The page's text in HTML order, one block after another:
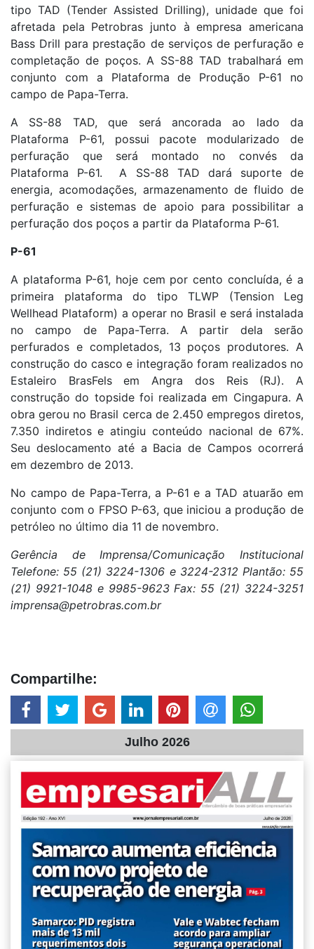
tipo TAD (Tender Assisted Drilling), unidade que foi
afretada pela Petrobras junto à empresa americana
Bass Drill para prestação de serviços de perfuração e
completação de poços. A SS-88 TAD trabalhará em
conjunto com a Plataforma de Produção P-61 no
campo de Papa-Terra.
A SS-88 TAD, que será ancorada ao lado da
Plataforma P-61, possui pacote modularizado de
perfuração que será montado no convés da
Plataforma P-61. A SS-88 TAD dará suporte de
energia, acomodações, armazenamento de fluido de
perfuração e sistemas de apoio para possibilitar a
perfuração dos poços a partir da Plataforma P-61.
P-61
A plataforma P-61, hoje cem por cento concluída, é a
primeira plataforma do tipo TLWP (Tension Leg
Wellhead Plataform) a operar no Brasil e será instalada
no campo de Papa-Terra. A partir dela serão
perfurados e completados, 13 poços produtores. A
construção do casco e integração foram realizados no
Estaleiro BrasFels em Angra dos Reis (RJ). A
construção do topside foi realizada em Cingapura. A
obra gerou no Brasil cerca de 2.450 empregos diretos,
7.350 indiretos e atingiu conteúdo nacional de 67%.
Seu deslocamento até a Bacia de Campos ocorrerá
em dezembro de 2013.
No campo de Papa-Terra, a P-61 e a TAD atuarão em
conjunto com o FPSO P-63, que iniciou a produção de
petróleo no último dia 11 de novembro.
Gerência de Imprensa/Comunicação Institucional
Telefone: 55 (21) 3224-1306 e 3224-2312 Plantão: 55
(21) 9921-1048 e 9985-9623 Fax: 55 (21) 3224-3251
imprensa@petrobras.com.br
Compartilhe:
Julho 2026